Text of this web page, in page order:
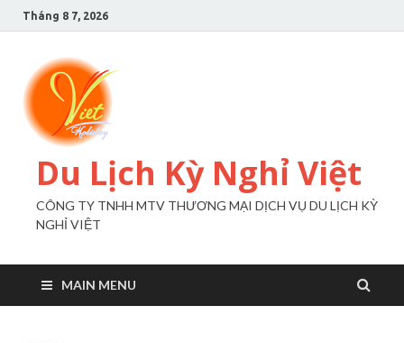
Tháng 8 7, 2026
Du Lịch Kỳ Nghỉ Việt
CÔNG TY TNHH MTV THƯƠNG MẠI DỊCH VỤ DU LỊCH KỲ
NGHỈ VIỆT
MAIN MENU